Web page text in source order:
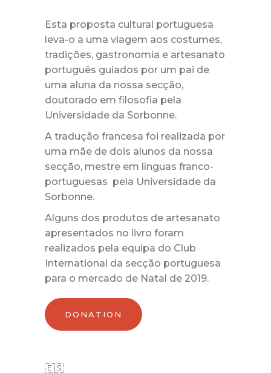
Esta proposta cultural portuguesa
leva-o a uma viagem aos costumes,
tradições, gastronomia e artesanato
português guiados por um pai de
uma aluna da nossa secção,
doutorado em filosofia pela
Universidade da Sorbonne.
A tradução francesa foi realizada por
uma mãe de dois alunos da nossa
secção, mestre em línguas franco-
portuguesas pela Universidade da
Sorbonne.
Alguns dos produtos de artesanato
apresentados no livro foram
realizados pela equipa do Club
International da secção portuguesa
para o mercado de Natal de 2019.
DONATION